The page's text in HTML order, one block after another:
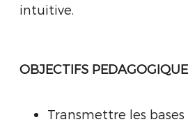
intuitive.
OBJECTIFS PEDAGOGIQUE
Transmettre les bases